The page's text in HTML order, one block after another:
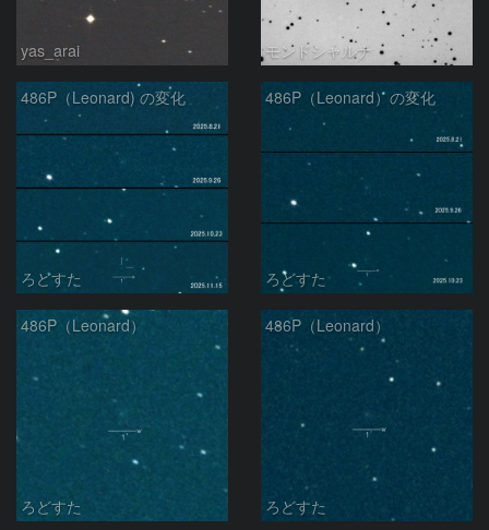
yas_arai モンドシャルナ
486P（Leonard) の変化
ろどすた
486P（Leonard）の変化
ろどすた
486P（Leonard）
ろどすた
486P（Leonard）
ろどすた